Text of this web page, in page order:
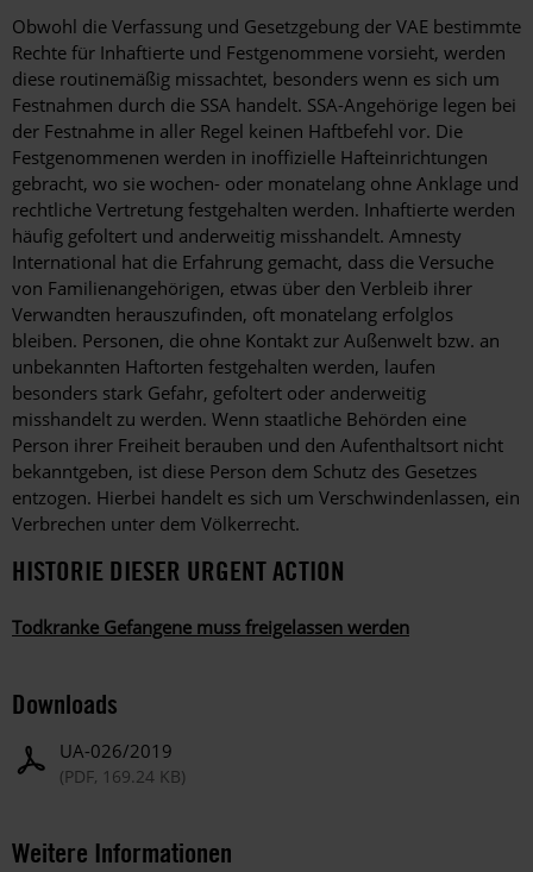
Obwohl die Verfassung und Gesetzgebung der VAE bestimmte
Rechte für Inhaftierte und Festgenommene vorsieht, werden
diese routinemäßig missachtet, besonders wenn es sich um
Festnahmen durch die SSA handelt. SSA-Angehörige legen bei
der Festnahme in aller Regel keinen Haftbefehl vor. Die
Festgenommenen werden in inoffizielle Hafteinrichtungen
gebracht, wo sie wochen- oder monatelang ohne Anklage und
rechtliche Vertretung festgehalten werden. Inhaftierte werden
häufig gefoltert und anderweitig misshandelt. Amnesty
International hat die Erfahrung gemacht, dass die Versuche
von Familienangehörigen, etwas über den Verbleib ihrer
Verwandten herauszufinden, oft monatelang erfolglos
bleiben. Personen, die ohne Kontakt zur Außenwelt bzw. an
unbekannten Haftorten festgehalten werden, laufen
besonders stark Gefahr, gefoltert oder anderweitig
misshandelt zu werden. Wenn staatliche Behörden eine
Person ihrer Freiheit berauben und den Aufenthaltsort nicht
bekanntgeben, ist diese Person dem Schutz des Gesetzes
entzogen. Hierbei handelt es sich um Verschwindenlassen, ein
Verbrechen unter dem Völkerrecht.
HISTORIE DIESER URGENT ACTION
Todkranke Gefangene muss freigelassen werden
Downloads
UA-026/2019
(PDF, 169.24 KB)
Weitere Informationen